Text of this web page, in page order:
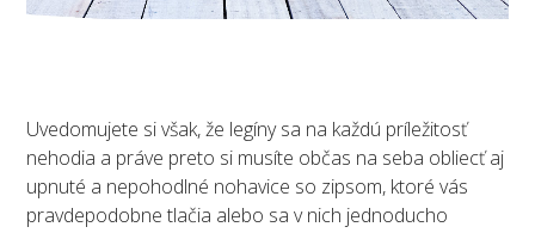
Uvedomujete si však, že legíny sa na každú príležitosť
nehodia a práve preto si musíte občas na seba obliecť aj
upnuté a nepohodlné nohavice so zipsom, ktoré vás
pravdepodobne tlačia alebo sa v nich jednoducho